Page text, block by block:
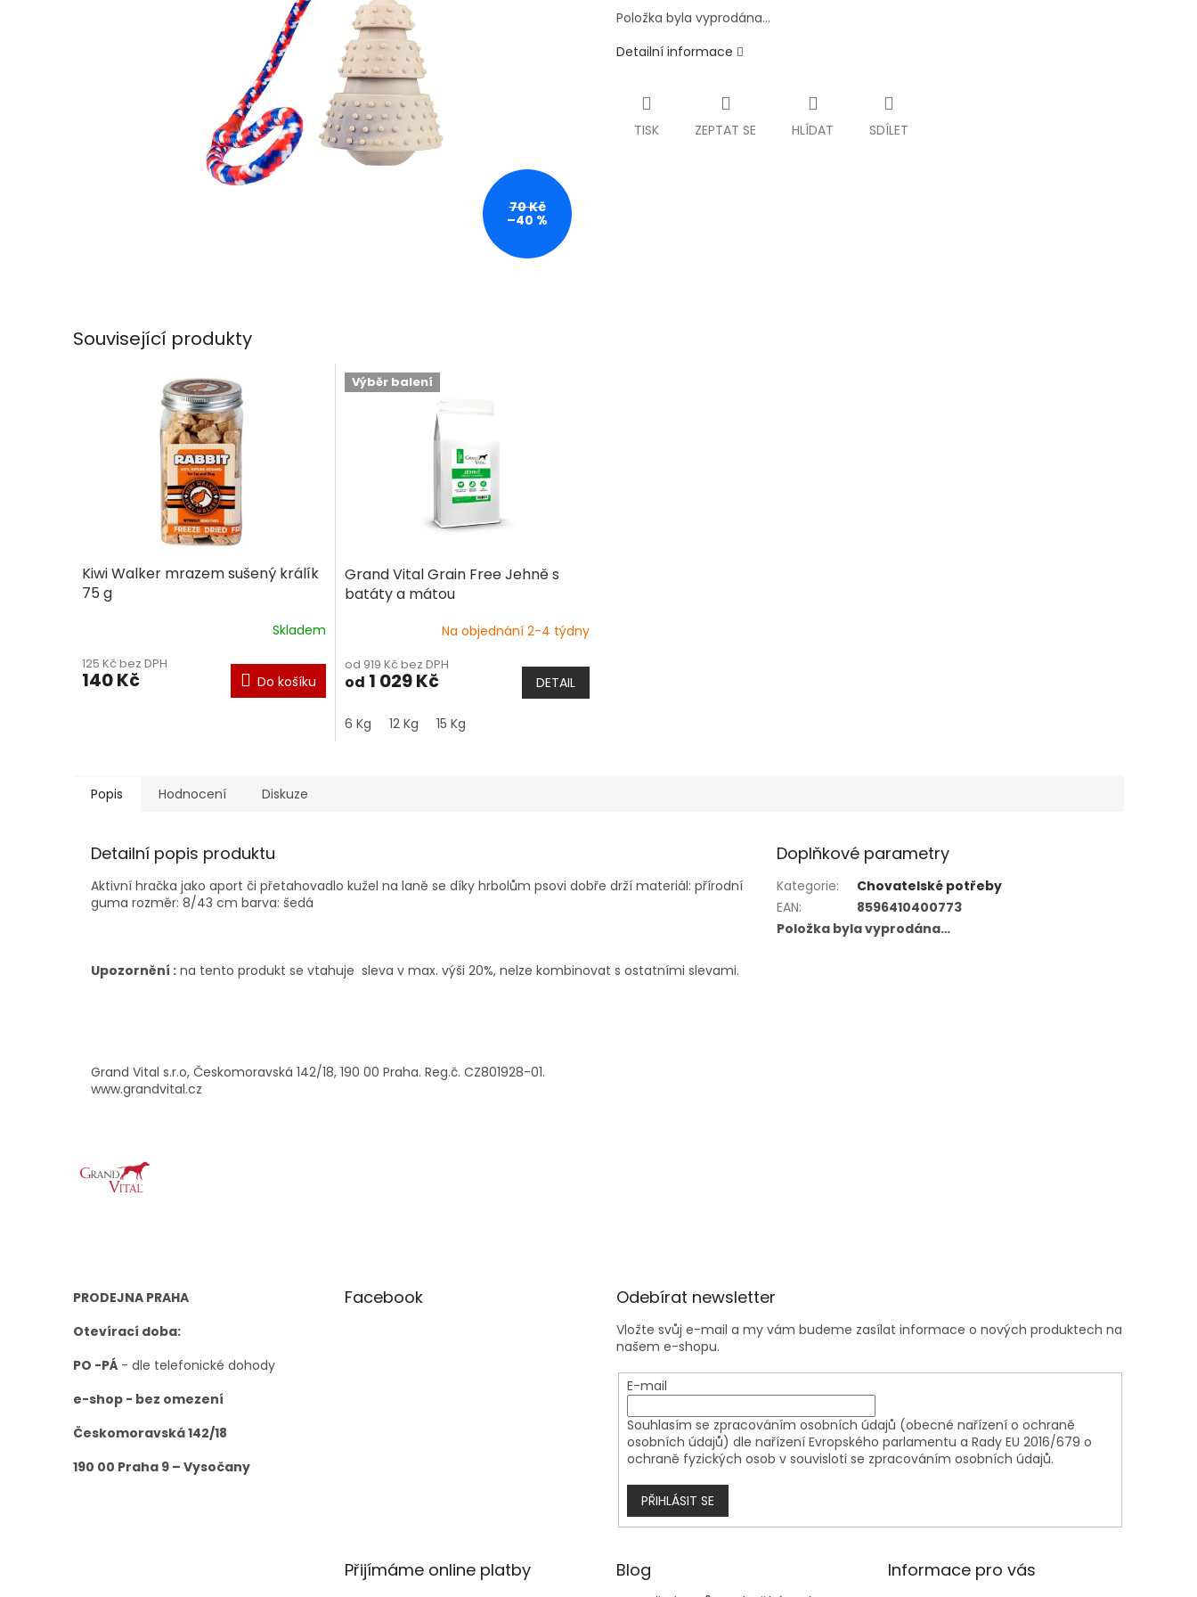
70 Kč
–40 %
Položka byla vyprodána…
Detailní informace
TISK ZEPTAT SE HLÍDAT SDÍLET
Související produkty
Kiwi Walker mrazem sušený králík
75 g
Skladem
125 Kč bez DPH
140 Kč Do košíku
Výběr balení
Grand Vital Grain Free Jehně s
batáty a mátou
Na objednání 2-4 týdny
od 919 Kč bez DPH
od 1 029 Kč DETAIL
6 Kg 12 Kg 15 Kg
Popis Hodnocení Diskuze
Detailní popis produktu
Aktivní hračka jako aport či přetahovadlo kužel na laně se díky hrbolům psovi dobře drží materiál: přírodní
guma rozměr: 8/43 cm barva: šedá
Upozornění : na tento produkt se vtahuje sleva v max. výši 20%, nelze kombinovat s ostatními slevami.
Grand Vital s.r.o, Českomoravská 142/18, 190 00 Praha. Reg.č. CZ801928-01.
www.grandvital.cz
Doplňkové parametry
Kategorie:
Chovatelské potřeby
EAN:
8596410400773
Položka byla vyprodána…
PRODEJNA PRAHA
Otevírací doba:
PO -PÁ - dle telefonické dohody
e-shop - bez omezení
Českomoravská 142/18
190 00 Praha 9 – Vysočany
Facebook Odebírat newsletter
Vložte svůj e-mail a my vám budeme zasílat informace o nových produktech na
našem e-shopu.
E-mail
Souhlasím se zpracováním osobních údajů (obecné nařízení o ochraně
osobních údajů) dle nařízení Evropského parlamentu a Rady EU 2016/679 o
ochraně fyzických osob v souvisloti se zpracováním osobních údajů.
PŘIHLÁSIT SE
Přijímáme online platby Blog Informace pro vás